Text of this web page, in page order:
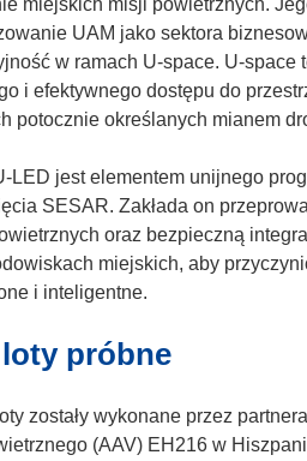
miejskich misji powietrznych.
UAM jako sektora
w ramach U-space. U-
i efektywnego dostępu do
potocznie określanych mianem
LED jest elementem unijnego
SESAR. Zakłada on
oraz bezpieczną
miejskich, aby
i inteligentne.
próbne
zostały wykonane przez
(AAV) EH216 w